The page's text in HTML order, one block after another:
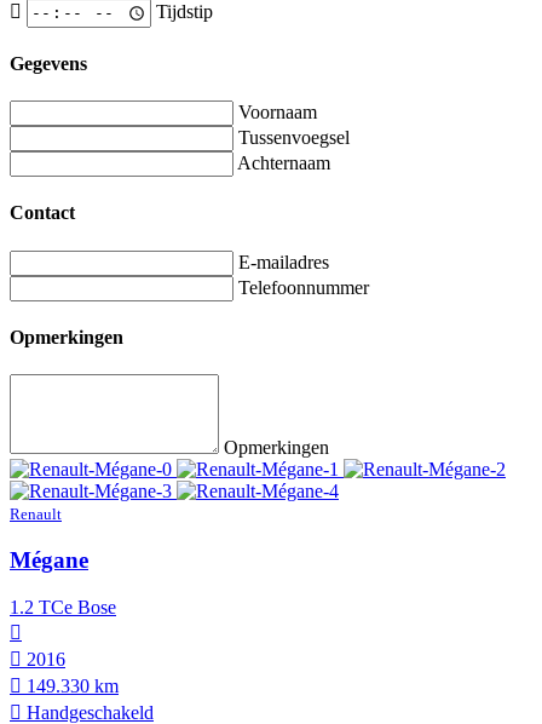
Tijdstip
Gegevens
Voornaam
Tussenvoegsel
Achternaam
Contact
E-mailadres
Telefoonnummer
Opmerkingen
Opmerkingen
Renault
Mégane
1.2 TCe Bose
2016
149.330 km
Hand­geschakeld